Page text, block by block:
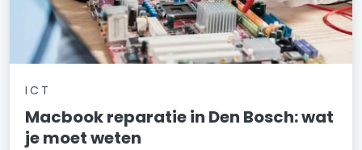
ICT
Macbook reparatie in Den Bosch: wat
je moet weten